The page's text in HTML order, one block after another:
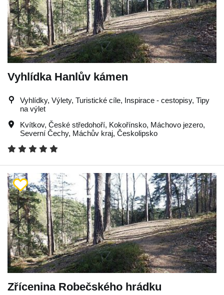
Vyhlídka Hanlův kámen
Vyhlídky, Výlety, Turistické cíle, Inspirace - cestopisy, Tipy
na výlet
Kvítkov, České středohoří, Kokořínsko, Máchovo jezero,
Severní Čechy, Máchův kraj, Českolipsko
Zřícenina Robečského hrádku